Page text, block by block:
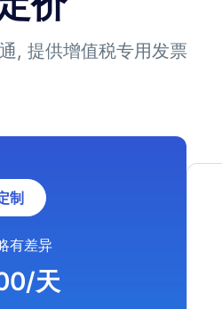
, 提供增值税专用发票
制
有差异
天